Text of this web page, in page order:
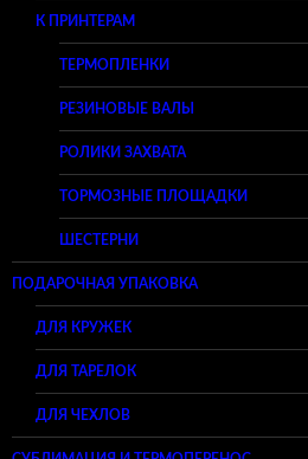
К ПРИНТЕРАМ
ТЕРМОПЛЕНКИ
РЕЗИНОВЫЕ ВАЛЫ
РОЛИКИ ЗАХВАТА
ТОРМОЗНЫЕ ПЛОЩАДКИ
ШЕСТЕРНИ
ПОДАРОЧНАЯ УПАКОВКА
ДЛЯ КРУЖЕК
ДЛЯ ТАРЕЛОК
ДЛЯ ЧЕХЛОВ